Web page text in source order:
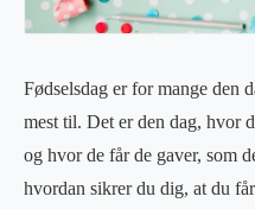
Fødselsdag er for mange den
mest til. Det er den dag, hvor
og hvor de får de gaver, som
hvordan sikrer du dig, at du